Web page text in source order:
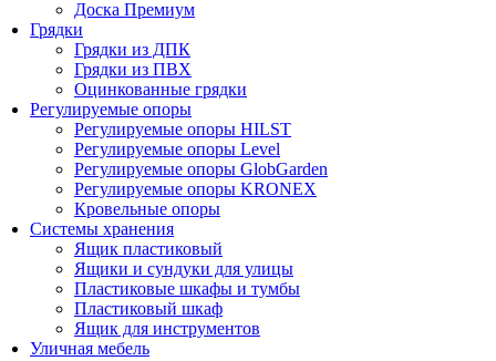
Доска Премиум
Грядки
Грядки из ДПК
Грядки из ПВХ
Оцинкованные грядки
Регулируемые опоры
Регулируемые опоры HILST
Регулируемые опоры Level
Регулируемые опоры GlobGarden
Регулируемые опоры KRONEX
Кровельные опоры
Системы хранения
Ящик пластиковый
Ящики и сундуки для улицы
Пластиковые шкафы и тумбы
Пластиковый шкаф
Ящик для инструментов
Уличная мебель